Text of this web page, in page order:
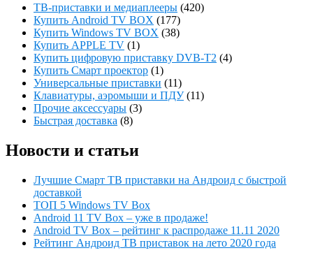
ТВ-приставки и медиаплееры (420)
Купить Android TV BOX (177)
Купить Windows TV BOX (38)
Купить APPLE TV (1)
Купить цифровую приставку DVB-T2 (4)
Купить Смарт проектор (1)
Универсальные приставки (11)
Клавиатуры, аэромыши и ПДУ (11)
Прочие аксессуары (3)
Быстрая доставка (8)
Новости и статьи
Лучшие Смарт ТВ приставки на Андроид с быстрой
доставкой
ТОП 5 Windows TV Box
Android 11 TV Box – уже в продаже!
Android TV Box – рейтинг к распродаже 11.11 2020
Рейтинг Андроид ТВ приставок на лето 2020 года